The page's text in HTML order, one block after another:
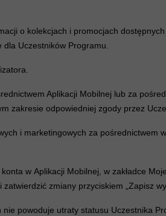
o kolekcjach i promocjach
Uczestników Programu.
Aplikacji Mobilnej lub za
zakresie odpowiedniej zgody przez
i marketingowych za pośrednictwem
w Aplikacji Mobilnej, w zakładce
zmiany przyciskiem „Zapisz
powoduje utraty statusu Uczestnika